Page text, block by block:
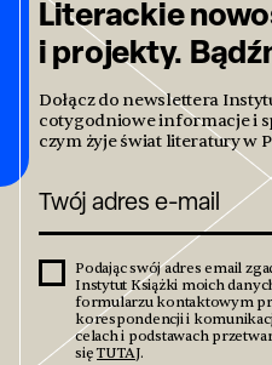
Literackie
i projekty.
Dołącz do newslettera
cotygodniowe informacje i
czym żyje świat literatury w
Podając swój adres email
Instytut Książki moich
formularzu kontaktowym
korespondencji i
celach i podstawach
sięTUTAJ.